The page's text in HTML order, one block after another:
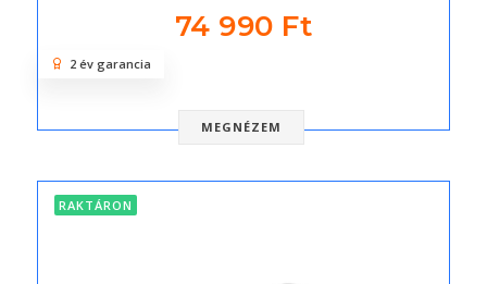
74 990 Ft
MEGNÉZEM
2 év garancia
RAKTÁRON